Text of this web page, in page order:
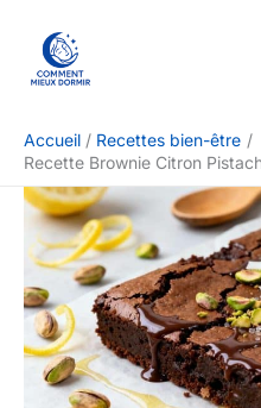
contenu
Accueil
Recettes bien-être
Recette Brownie Citron